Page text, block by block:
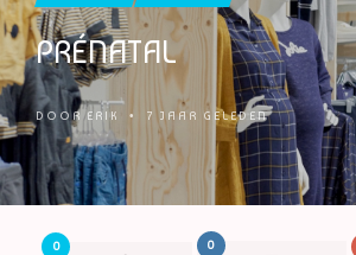
PRÉNATAL
DOORERIK • 7 JAAR GELEDEN
0 0